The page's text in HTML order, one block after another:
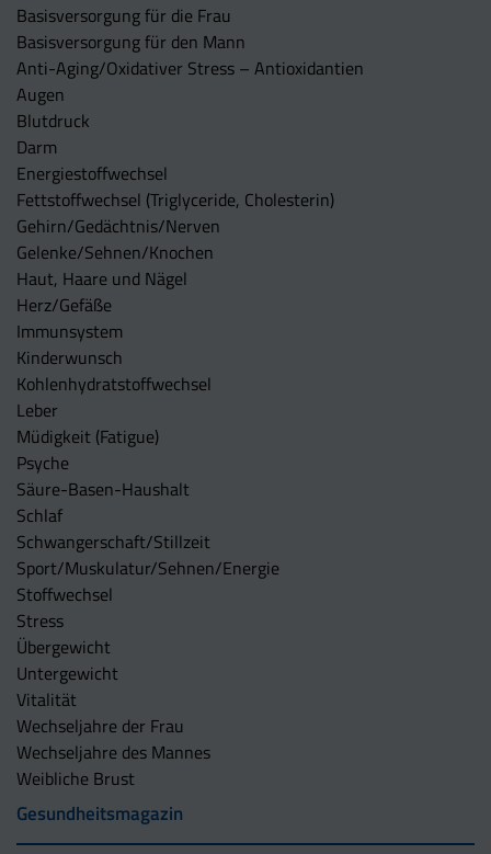
Basisversorgung für die Frau
Basisversorgung für den Mann
Anti-Aging/Oxidativer Stress – Antioxidantien
Augen
Blutdruck
Darm
Energiestoffwechsel
Fettstoffwechsel (Triglyceride, Cholesterin)
Gehirn/Gedächtnis/Nerven
Gelenke/Sehnen/Knochen
Haut, Haare und Nägel
Herz/Gefäße
Immunsystem
Kinderwunsch
Kohlenhydratstoffwechsel
Leber
Müdigkeit (Fatigue)
Psyche
Säure-Basen-Haushalt
Schlaf
Schwangerschaft/Stillzeit
Sport/Muskulatur/Sehnen/Energie
Stoffwechsel
Stress
Übergewicht
Untergewicht
Vitalität
Wechseljahre der Frau
Wechseljahre des Mannes
Weibliche Brust
Gesundheitsmagazin